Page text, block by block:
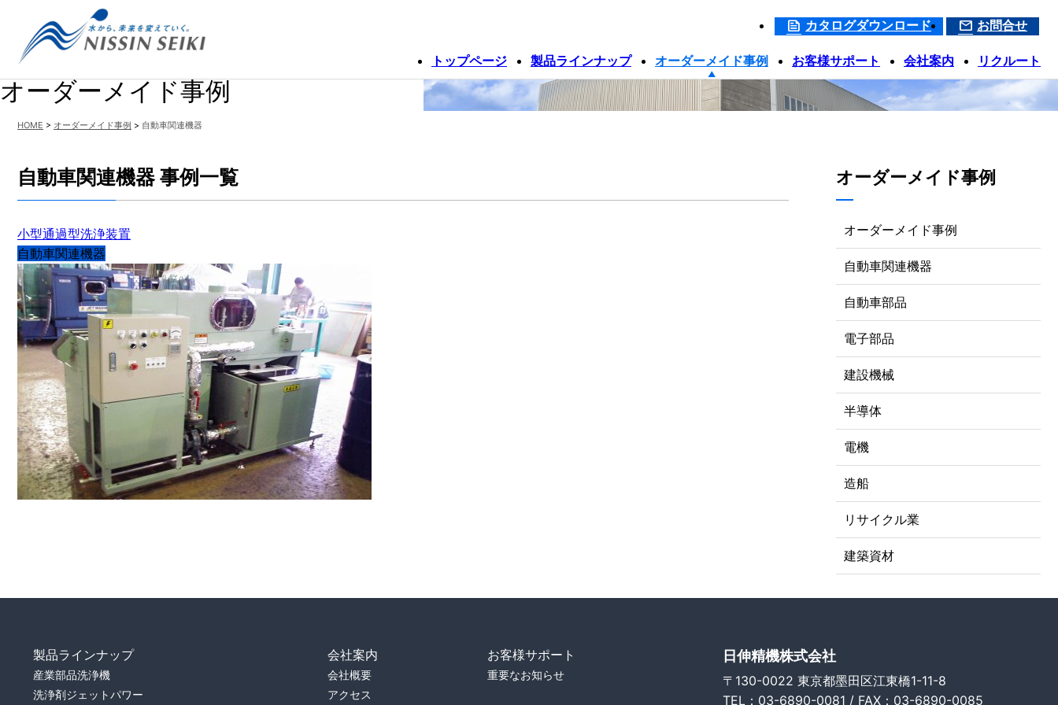
カタログダウンロード お問合せ
トップページ 製品ラインナップ オーダーメイド事例 お客様サポート 会社案内 リクルート
オーダーメイド事例
HOME > オーダーメイド事例 > 自動車関連機器
自動車関連機器 事例一覧
小型通過型洗浄装置
自動車関連機器
オーダーメイド事例
オーダーメイド事例
自動車関連機器
自動車部品
電子部品
建設機械
半導体
電機
造船
リサイクル業
建築資材
製品ラインナップ
産業部品洗浄機
洗浄剤ジェットパワー
会社案内
会社概要
アクセス
お客様サポート
重要なお知らせ
日伸精機株式会社
〒130-0022 東京都墨田区江東橋1-11-8
TEL：03-6890-0081 / FAX：03-6890-0085